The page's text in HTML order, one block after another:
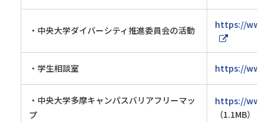
・中央大学ダイバーシティ推進委員会の活動 https://
・学生相談室 https://
・中央大学多摩キャンパスバリアフリーマッ
プ
https://
（1.1MB）